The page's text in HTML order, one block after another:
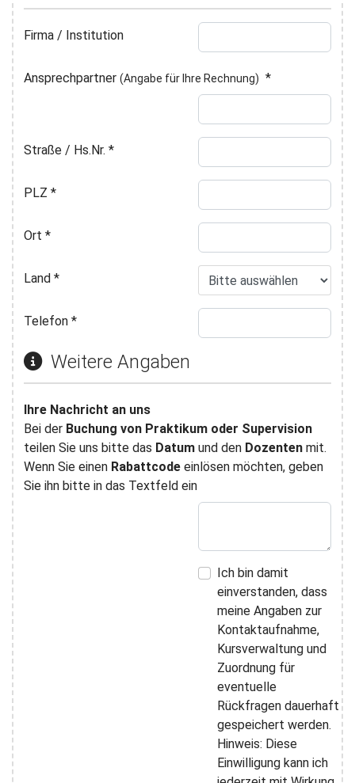
Firma / Institution
Ansprechpartner (Angabe für Ihre Rechnung) *
Straße / Hs.Nr. *
PLZ *
Ort *
Land*
Telefon*
Weitere Angaben
Ihre Nachricht an uns
Bei der Buchung von Praktikum oder Supervision
teilen Sie uns bitte das Datum und den Dozentenmit.
Wenn Sie einen Rabattcodeeinlösen möchten, geben
Sie ihn bitte in das Textfeld ein
Ich bin damit
einverstanden, dass
meine Angaben zur
Kontaktaufnahme,
Kursverwaltung und
Zuordnung für
eventuelle
Rückfragen dauerhaft
gespeichert werden.
Hinweis: Diese
Einwilligung kann ich